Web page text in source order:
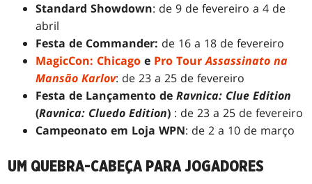
Standard Showdown: de 9 de fevereiro a 4 de
abril
Festa de Commander: de 16 a 18 de fevereiro
MagicCon: Chicago e Pro TourAssassinato na
Mansão Karlov: de 23 a 25 de fevereiro
Festa de Lançamento deRavnica: Clue Edition
(Ravnica: Cluedo Edition) : de 23 a 25 de fevereiro
Campeonato em Loja WPN: de 2 a 10 de março
UM QUEBRA-CABEÇA PARA JOGADORES